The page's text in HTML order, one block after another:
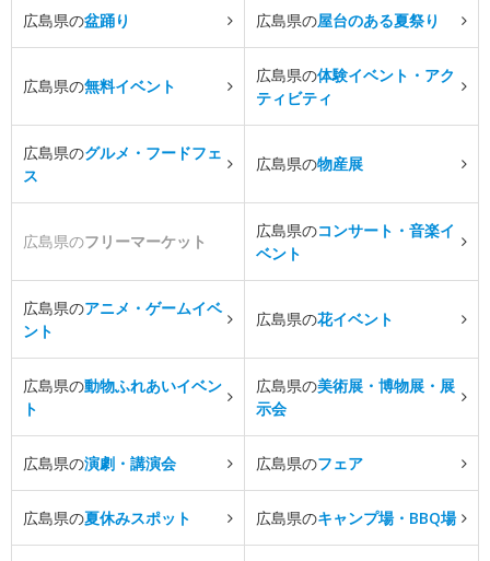
広島県の盆踊り 広島県の屋台のある夏祭り
広島県の無料イベント
広島県の体験イベント・アク
ティビティ
広島県のグルメ・フードフェ
ス
広島県の物産展
広島県のフリーマーケット
広島県のコンサート・音楽イ
ベント
広島県のアニメ・ゲームイベ
ント
広島県の花イベント
広島県の動物ふれあいイベン
ト
広島県の美術展・博物展・展
示会
広島県の演劇・講演会 広島県のフェア
広島県の夏休みスポット 広島県のキャンプ場・BBQ場